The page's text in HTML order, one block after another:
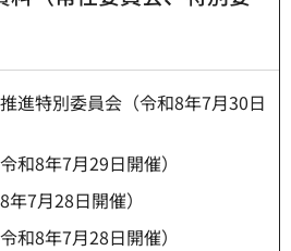
進特別委員会（令和8年7月30日
和8年7月29日開催）
7月28日開催）
和8年7月28日開催）